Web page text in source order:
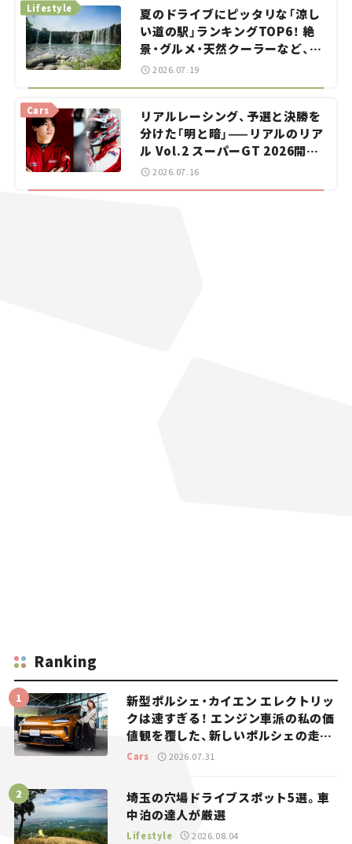
夏のドライブにピッタリな「涼し
い道の駅」ランキングTOP6！ 絶
景・グルメ・天然クーラーなど、避
暑におすすめのスポットを紹介
Lifestyle
2026.07.19
リアルレーシング、予選と決勝を
分けた「明と暗」——リアルのリア
ル Vol.2 スーパーGT 2026開幕
戦 岡山国際サーキット
Cars
2026.07.16
Ranking
新型ポルシェ・カイエン エレクトリッ
クは速すぎる！ エンジン車派の私の価
値観を覆した、新しいポルシェの走
り。
Cars 2026.07.31
埼玉の穴場ドライブスポット5選。車
中泊の達人が厳選
Lifestyle 2026.08.04